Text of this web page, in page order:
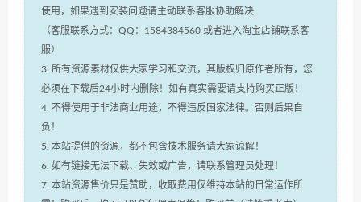
使用，如果遇到安装问题请主动联系客服协助解决
（客服联系方式：QQ：1584384560 或者进入淘宝店铺联系客
服）
3. 所有资源素材仅供大家学习和交流，其版权归原作者所有，您
必须在下载后24小时内删除！如有真实需要请支持购买正版！
4. 不得使用于非法商业用途，不得违反国家法律。否则后果自
负！
5. 本站提供的资源，都不包含技术服务请大家谅解！
6. 如有链接无法下载、失效或广告，请联系管理员处理！
7. 本站资源售价只是赞助，收取费用仅维持本站的日常运作所